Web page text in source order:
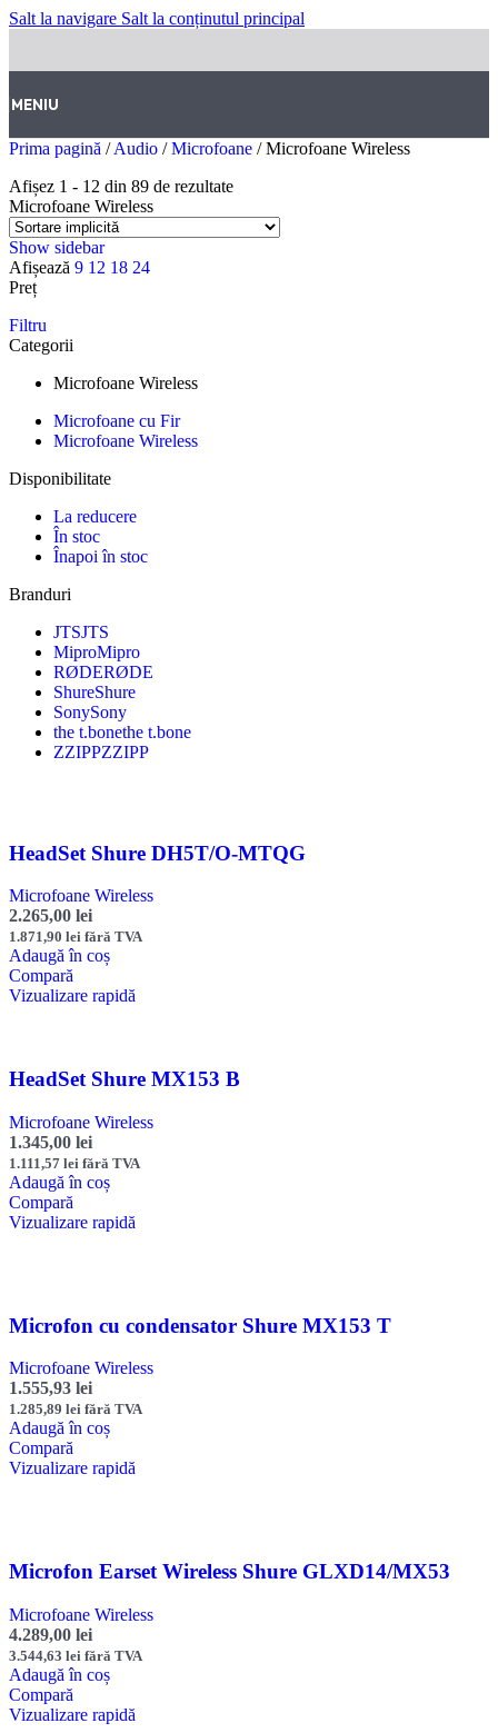
Salt la navigare Salt la conținutul principal
MENIU
Prima pagină / Audio / Microfoane / Microfoane Wireless
Afișez 1 - 12 din 89 de rezultate
Microfoane Wireless
Show sidebar
Afișează 9 12 18 24
Preț
Filtru
Categorii
Microfoane Wireless
Microfoane cu Fir
Microfoane Wireless
Disponibilitate
La reducere
În stoc
Înapoi în stoc
Branduri
JTSJTS
MiproMipro
RØDERØDE
ShureShure
SonySony
the t.bonethe t.bone
ZZIPPZZIPP
HeadSet Shure DH5T/O-MTQG
Microfoane Wireless
2.265,00 lei
1.871,90 lei fără TVA
Adaugă în coș
Compară
Vizualizare rapidă
HeadSet Shure MX153 B
Microfoane Wireless
1.345,00 lei
1.111,57 lei fără TVA
Adaugă în coș
Compară
Vizualizare rapidă
Microfon cu condensator Shure MX153 T
Microfoane Wireless
1.555,93 lei
1.285,89 lei fără TVA
Adaugă în coș
Compară
Vizualizare rapidă
Microfon Earset Wireless Shure GLXD14/MX53
Microfoane Wireless
4.289,00 lei
3.544,63 lei fără TVA
Adaugă în coș
Compară
Vizualizare rapidă